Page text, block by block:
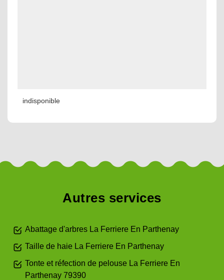
indisponible
Autres services
Abattage d'arbres La Ferriere En Parthenay
Taille de haie La Ferriere En Parthenay
Tonte et réfection de pelouse La Ferriere En
Parthenay 79390